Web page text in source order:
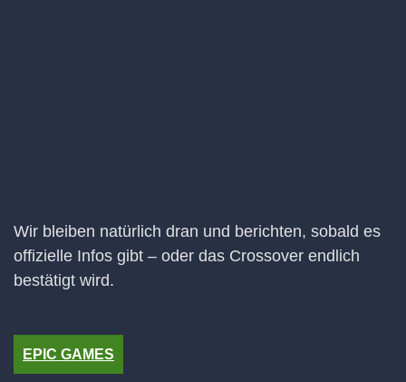
Wir bleiben natürlich dran und berichten, sobald es
offizielle Infos gibt – oder das Crossover endlich
bestätigt wird.
EPIC GAMES